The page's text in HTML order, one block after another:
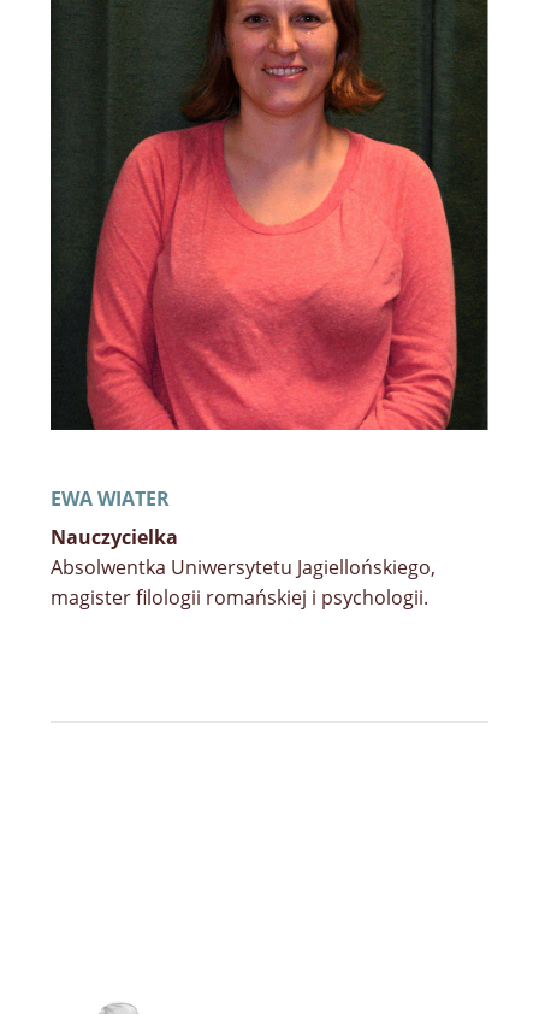
EWA WIATER
Nauczycielka
Absolwentka Uniwersytetu Jagiellońskiego,
magister filologii romańskiej i psychologii.